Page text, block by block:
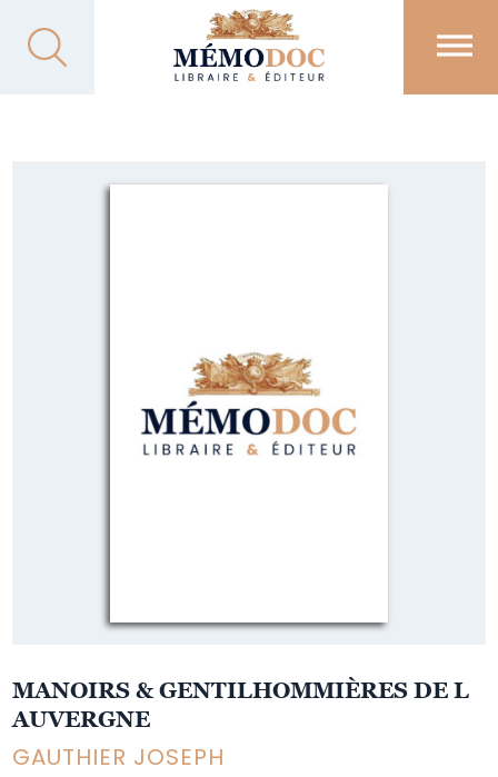
MANOIRS & GENTILHOMMIÈRES DE L
AUVERGNE
GAUTHIER JOSEPH